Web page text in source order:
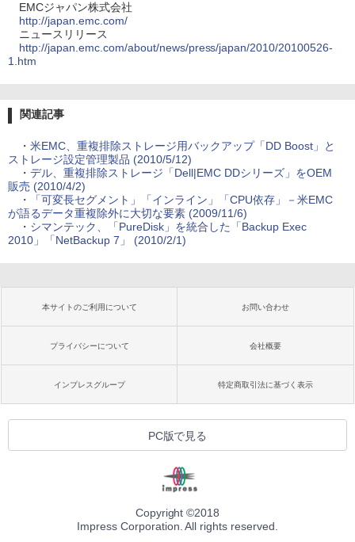
EMCジャパン株式会社
http://japan.emc.com/
ニュースリリース
http://japan.emc.com/about/news/press/japan/2010/20100526-
1.htm
関連記事
・ 米EMC、重複排除ストレージ用バックアップ「DD Boost」と
ストレージ設定管理製品 (2010/5/12)
・ デル、重複排除ストレージ「Dell|EMC DDシリーズ」をOEM
販売 (2010/4/2)
・
「可変長セグメント」「インライン」「CPU依存」－米EMC
が語るデータ重複除外に大切な要素 (2009/11/6)
・ シマンテック、「PureDisk」を統合した「Backup Exec
2010」「NetBackup 7」 (2010/2/1)
本サイトのご利用について お問い合わせ
プライバシーについて 会社概要
インプレスグループ 特定商取引法に基づく表示
PC版で見る
Copyright ©2018
Impress Corporation. All rights reserved.